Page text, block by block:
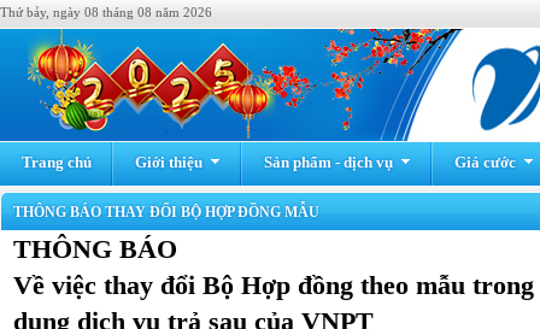
Thứ bảy, ngày 08 tháng 08 năm 2026
Trang chủ Giới thiệu Sản phẩm - dịch vụ Giá cước
THÔNG BÁO THAY ĐỔI BỘ HỢP ĐỒNG MẪU
THÔNG BÁO
Về việc thay đổi Bộ Hợp đồng theo mẫu
dụng dịch vụ trả sau của VNPT